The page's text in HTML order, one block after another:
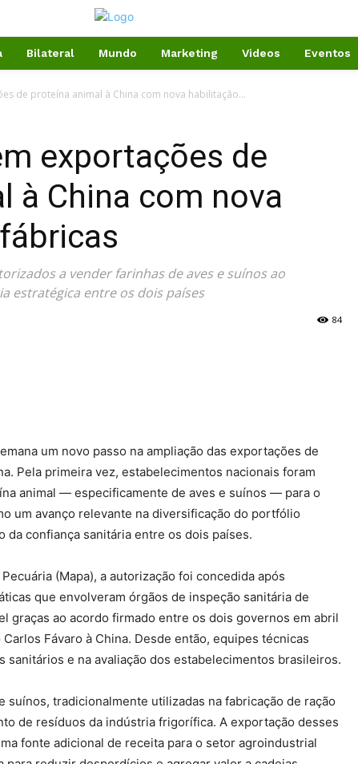
Bilateral Mundo Marketing Videos Eventos
de proteína animal à China com nova habilitação...
exportações de
à China com nova
a vender farinhas de aves e suínos ao
estratégica entre os dois países
84
um novo passo na ampliação das exportações de
Pela primeira vez, estabelecimentos nacionais foram
animal — especificamente de aves e suínos — para o
um avanço relevante na diversificação do portfólio
confiança sanitária entre os dois países.
(Mapa), a autorização foi concedida após
que envolveram órgãos de inspeção sanitária de
graças ao acordo firmado entre os dois governos em abril
Fávaro à China. Desde então, equipes técnicas
sanitários e na avaliação dos estabelecimentos brasileiros.
suínos, tradicionalmente utilizadas na fabricação de ração
de resíduos da indústria frigorífica. A exportação desses
fonte adicional de receita para o setor agroindustrial